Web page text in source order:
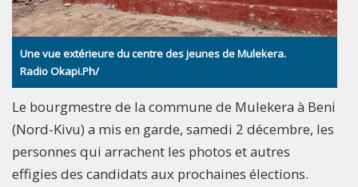
Une vue extérieure du centre des jeunes de Mulekera.
Radio Okapi.Ph/
Le bourgmestre de la commune de Mulekera à Beni
(Nord-Kivu) a mis en garde, samedi 2 décembre, les
personnes qui arrachent les photos et autres
effigies des candidats aux prochaines élections.